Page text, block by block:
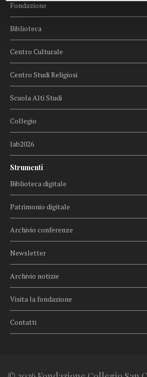
Fondazione
Biblioteca
Centro Culturale
Centro Studi Religiosi
Scuola Alti Studi
Collegio
lab2026
Strumenti
Biblioteca digitale
Patrimonio digitale
Archivio conferenze
Newsletter
Archivio notizie
Visita la fondazione
Contatti